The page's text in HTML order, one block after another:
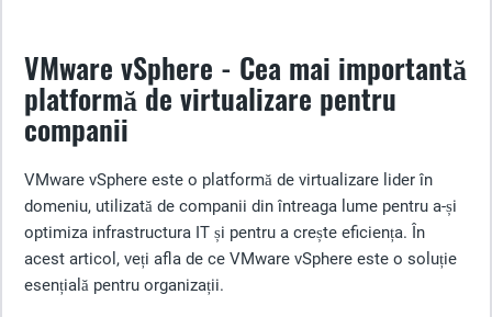
VMware vSphere - Cea mai importantă
platformă de virtualizare pentru
companii
VMware vSphere este o platformă de virtualizare lider în
domeniu, utilizată de companii din întreaga lume pentru a-și
optimiza infrastructura IT și pentru a crește eficiența. În
acest articol, veți afla de ce VMware vSphere este o soluție
esențială pentru organizații.